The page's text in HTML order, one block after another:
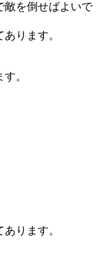
敵を倒せばよいで
ります。
。
ります。